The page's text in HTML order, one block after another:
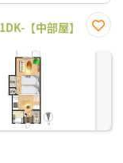
【中部屋】
に入